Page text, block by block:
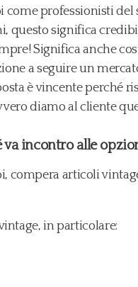
come professionisti
questo significa
Significa anche
a seguire un
è vincente perché
diamo al cliente
va incontro alle
compera articoli
in particolare: